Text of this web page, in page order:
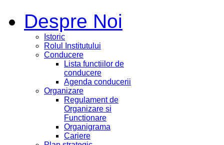
Despre Noi
Istoric
Rolul Institutului
Conducere
Lista functiilor de
conducere
Agenda conducerii
Organizare
Regulament de
Organizare si
Functionare
Organigrama
Cariere